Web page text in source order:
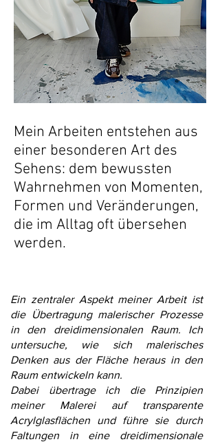
Mein Arbeiten entstehen aus
einer besonderen Art des
Sehens: dem bewussten
Wahrnehmen von Momenten,
Formen und Veränderungen,
die im Alltag oft übersehen
werden.
Ein zentraler Aspekt meiner Arbeit ist
die Übertragung malerischer Prozesse
in den dreidimensionalen Raum. Ich
untersuche, wie sich malerisches
Denken aus der Fläche heraus in den
Raum entwickeln kann.
Dabei übertrage ich die Prinzipien
meiner Malerei auf transparente
Acrylglasflächen und führe sie durch
Faltungen in eine dreidimensionale